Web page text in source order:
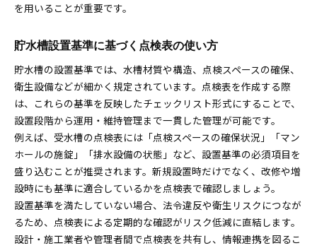
を用いることが重要です。
貯水槽設置基準に基づく点検表の使い方
貯水槽の設置基準では、水槽材質や構造、点検スペースの確保、
衛生設備などが細かく規定されています。点検表を作成する際
は、これらの基準を反映したチェックリスト形式にすることで、
設置段階から運用・維持管理まで一貫した管理が可能です。
例えば、受水槽の点検表には「点検スペースの確保状況」「マン
ホールの施錠」「排水設備の状態」など、設置基準の必須項目を
盛り込むことが推奨されます。新規設置時だけでなく、改修や増
設時にも基準に適合しているかを点検表で確認しましょう。
設置基準を満たしていない場合、法令違反や衛生リスクにつなが
るため、点検表による定期的な確認がリスク低減に直結します。
設計・施工業者や管理者間で点検表を共有し、情報連携を図るこ